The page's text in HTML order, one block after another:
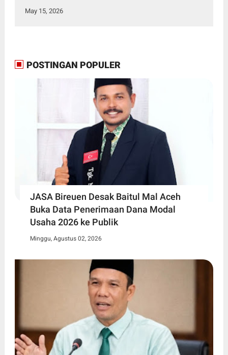
May 15, 2026
POSTINGAN POPULER
JASA Bireuen Desak Baitul Mal Aceh
Buka Data Penerimaan Dana Modal
Usaha 2026 ke Publik
Minggu, Agustus 02, 2026